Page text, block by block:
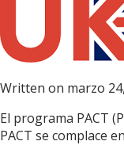
Written on marzo
El programa PACT
PACT se complace